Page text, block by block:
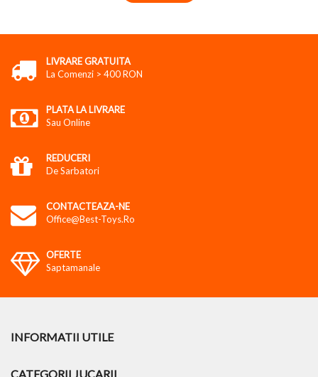
LIVRARE GRATUITA
La Comenzi > 400 RON
PLATA LA LIVRARE
Sau Online
REDUCERI
De Sarbatori
CONTACTEAZA-NE
Office@best-Toys.ro
OFERTE
Saptamanale
INFORMATII UTILE
CATEGORII JUCARII